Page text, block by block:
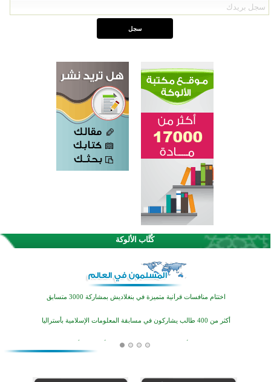
كُتَّاب الألوكة
اختتام الدورة التاسعة لمسابقة حفظ وتلاوة القرآن الكريم في أزناكاييف
تيسليتش تختتم برنامجا تعليميا لتعزيز القيم وبناء الشخصية للشباب المسلمين
اختتام منافسات قرآنية متميزة في بنغلاديش بمشاركة 3000 متسابق
أكثر من 400 طالب يشاركون في مسابقة المعلومات الإسلامية بأستراليا
افتتاح تاريخي لأول مسجد في بلييفليا بالجبل الأسود منذ أكثر من قرن